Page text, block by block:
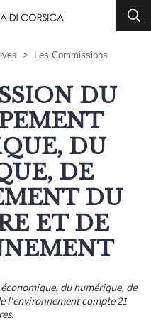
>
Les Commissions
DU
DU
DE
DU
ET DE
du numérique, de
l'environnement compte 21